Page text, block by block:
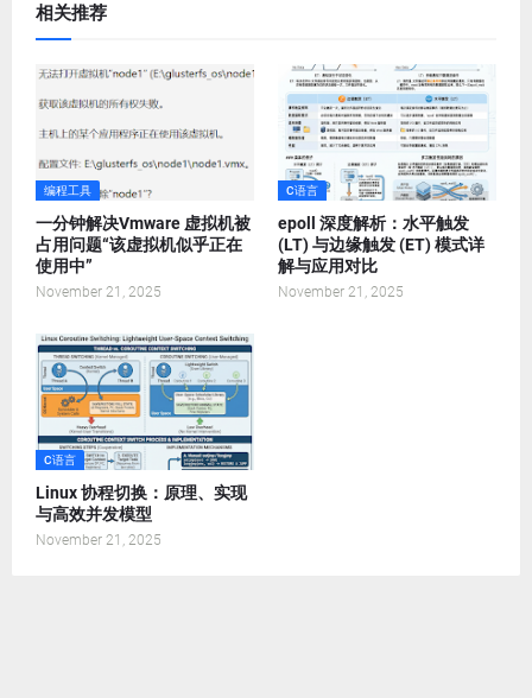
相关推荐
编程工具
一分钟解决Vmware 虚拟机被
占用问题“该虚拟机似乎正在
使用中”
November 21, 2025
C语言
epoll 深度解析：水平触发
(LT) 与边缘触发 (ET) 模式详
解与应用对比
November 21, 2025
C语言
Linux 协程切换：原理、实现
与高效并发模型
November 21, 2025